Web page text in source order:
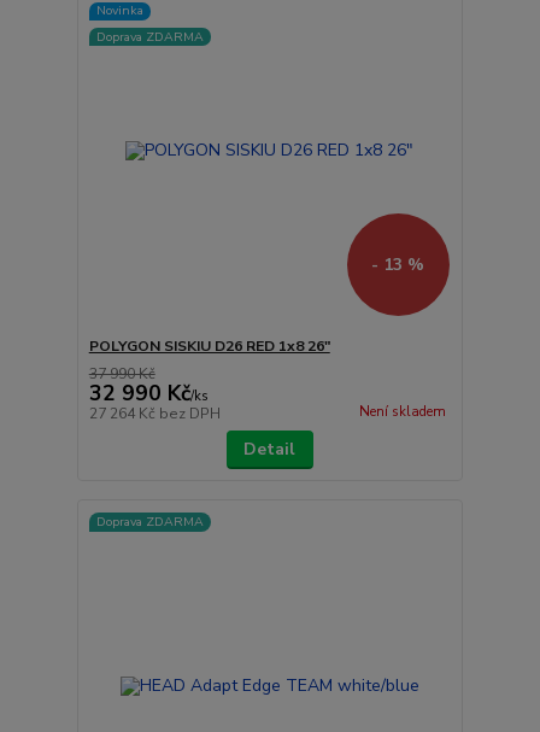
Novinka
Doprava ZDARMA
- 13 %
POLYGON SISKIU D26 RED 1x8 26"
37 990 Kč
32 990 Kč/ks
27 264 Kč bez DPH Není skladem
Detail
Doprava ZDARMA